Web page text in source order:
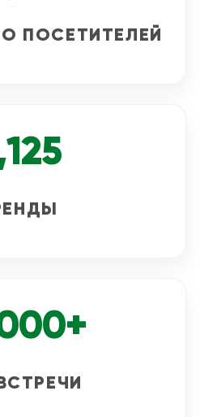
ПОСЕТИТЕЛЕЙ